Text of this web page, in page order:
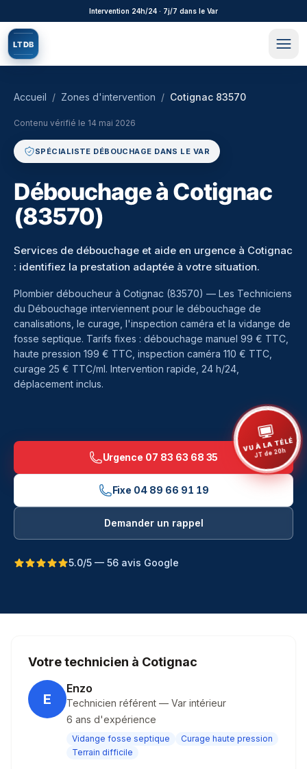
Aller au contenu principalIntervention 24h/24 · 7j/7 dans le Var
LTDB
Accueil / Zones d'intervention / Cotignac 83570
Contenu vérifié le 14 mai 2026
SPÉCIALISTE DÉBOUCHAGE DANS LE VAR
Débouchage à Cotignac
(83570)
Services de débouchage et aide en urgence à Cotignac
: identifiez la prestation adaptée à votre situation.
Plombier déboucheur à Cotignac (83570) — Les Techniciens
du Débouchage interviennent pour le débouchage de
canalisations, le curage, l'inspection caméra et la vidange de
fosse septique. Tarifs fixes : débouchage manuel 99 € TTC,
haute pression 199 € TTC, inspection caméra 110 € TTC,
curage 25 € TTC/ml. Intervention rapide, 24 h/24,
déplacement inclus.
Urgence 07 83 63 68 35
Fixe 04 89 66 91 19
VU À LA TÉLÉ
JT de 20h
Demander un rappel
5.0/5 — 56 avis Google
Votre technicien à Cotignac
E
Enzo
Technicien référent — Var intérieur
6 ans d'expérience
Vidange fosse septique
Curage haute pression
Terrain difficile